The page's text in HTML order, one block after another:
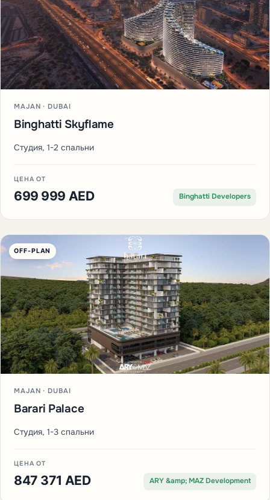
MAJAN · DUBAI
Binghatti Skyflame
Студия, 1-2 спальни
ЦЕНА ОТ
699 999 AED Binghatti Developers
OFF-PLAN
MAJAN · DUBAI
Barari Palace
Студия, 1-3 спальни
ЦЕНА ОТ
847 371 AED ARY &amp; MAZ Development